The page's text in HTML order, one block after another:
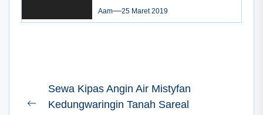
Aam 25 Maret 2019
Navigasi
pos
Previous
Sewa Kipas Angin Air Mistyfan
Kedungwaringin Tanah Sareal